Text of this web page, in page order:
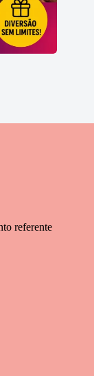
referente